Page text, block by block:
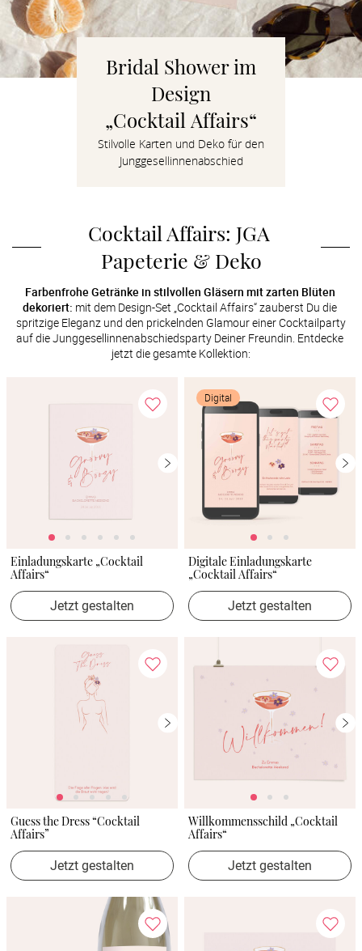
Bridal Shower im
Design
„Cocktail Affairs“
Stilvolle Karten und Deko für den
Junggesellinnenabschied
Cocktail Affairs: JGA
Papeterie & Deko
Farbenfrohe Getränke in stilvollen Gläsern mit zarten Blüten
dekoriert: mit dem Design-Set „Cocktail Affairs“ zauberst Du die
spritzige Eleganz und den prickelnden Glamour einer Cocktailparty
auf die Junggesellinnenabschiedsparty Deiner Freundin. Entdecke
jetzt die gesamte Kollektion:
Einladungskarte „Cocktail
Affairs“
Jetzt gestalten
Digital
Digitale Einladungskarte
„Cocktail Affairs“
Jetzt gestalten
Guess the Dress “Cocktail
Affairs”
Jetzt gestalten
Willkommensschild „Cocktail
Affairs“
Jetzt gestalten